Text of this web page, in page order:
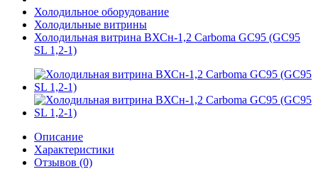
Холодильное оборудование
Холодильные витрины
Холодильная витрина ВХСн-1,2 Carboma GC95 (GC95
SL 1,2-1)
Описание
Характеристики
Отзывов (0)